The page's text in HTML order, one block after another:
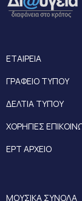
ΕΤΑΙΡΕΙΑ
ΓΡΑΦΕΙΟ ΤΥΠΟΥ
ΔΕΛΤΙΑ ΤΥΠΟΥ
ΧΟΡΗΓΙΕΣ
ΕΡΤ ΑΡΧΕΙΟ
ΜΟΥΣΙΚΑ ΣΥΝΟΛΑ